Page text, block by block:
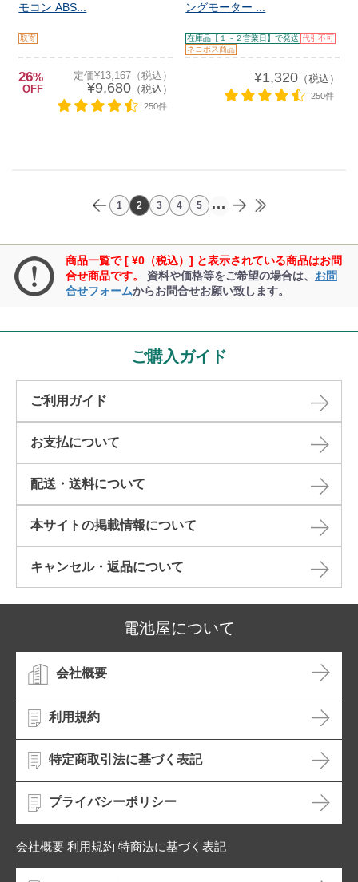
モコン ABS...
取寄
26%
OFF
定価¥13,167（税込）
¥9,680（税込）
250件
ングモーター ...
在庫品【１～２営業日】で発送 代引不可
ネコポス商品
¥1,320（税込）
250件
1 2 3 4 5 ...
商品一覧で [ ¥0（税込）] と表示されている商品はお問
合せ商品です。
資料や価格等をご希望の場合は、 お問
合せフォームからお問合せお願い致します。
ご購入ガイド
ご利用ガイド
お支払について
配送・送料について
本サイトの掲載情報について​
キャンセル・返品について​
電池屋について
会社概要
利用規約
特定商取引法に基づく表記
プライバシーポリシー
会社概要 利用規約 特商法に基づく表記